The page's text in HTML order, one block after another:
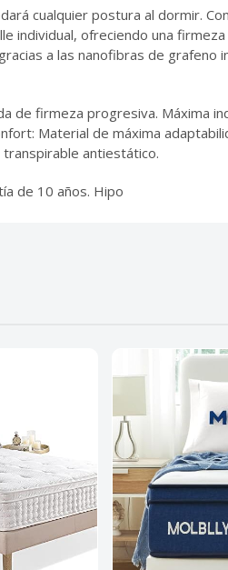
cualquier postura al dormir.
individual, ofreciendo una
a las nanofibras de grafeno
de firmeza progresiva. Máxima
Material de máxima
antiestático.
de 10 años. Hipo